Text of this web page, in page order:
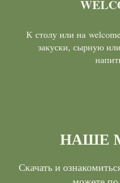
К столу или на
закуски, сырную
НАШЕ
Скачать и